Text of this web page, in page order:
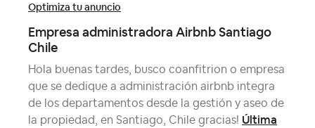
Optimiza tu anuncio
Empresa administradora Airbnb Santiago
Chile
Hola buenas tardes, busco coanfitrion o empresa
que se dedique a administración airbnb integra
de los departamentos desde la gestión y aseo de
la propiedad, en Santiago, Chile gracias! Última